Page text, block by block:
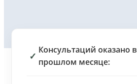
✓
Консультаций оказано в
прошлом месяце: